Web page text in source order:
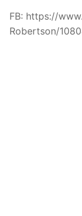
FB: https://
Robertson/